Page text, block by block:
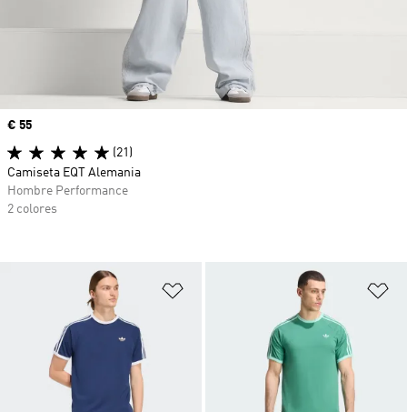
Añadir a la lista de deseos
Precio
€ 55
(21)
Camiseta EQT Alemania
Hombre Performance
2 colores